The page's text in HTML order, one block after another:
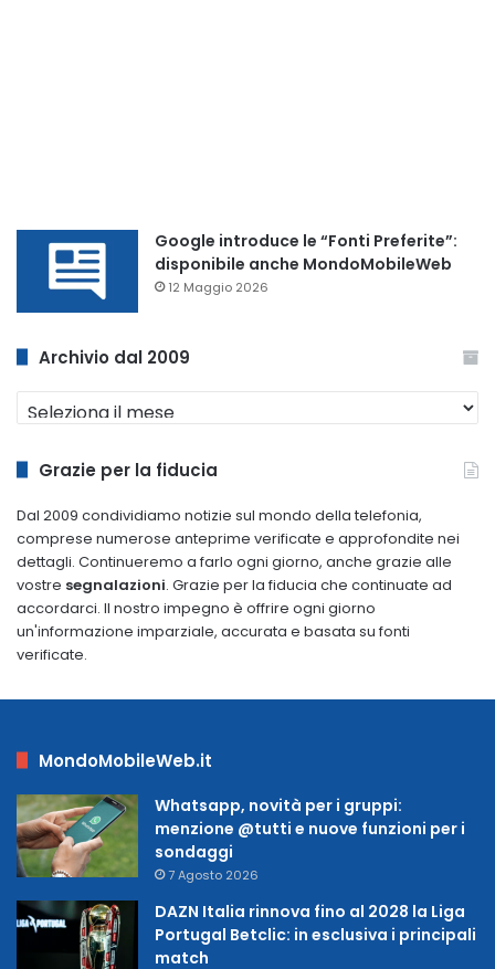
Google introduce le “Fonti Preferite”:
disponibile anche MondoMobileWeb
12 Maggio 2026
Archivio dal 2009
Archivio
dal
Grazie per la fiducia
Dal 2009 condividiamo notizie sul mondo della telefonia,
comprese numerose anteprime verificate e approfondite nei
dettagli. Continueremo a farlo ogni giorno, anche grazie alle
vostre segnalazioni. Grazie per la fiducia che continuate ad
accordarci. Il nostro impegno è offrire ogni giorno
un'informazione imparziale, accurata e basata su fonti
verificate.
MondoMobileWeb.it
Whatsapp, novità per i gruppi:
menzione @tutti e nuove funzioni per i
sondaggi
7 Agosto 2026
DAZN Italia rinnova fino al 2028 la Liga
Portugal Betclic: in esclusiva i principali
match